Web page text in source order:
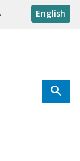
English